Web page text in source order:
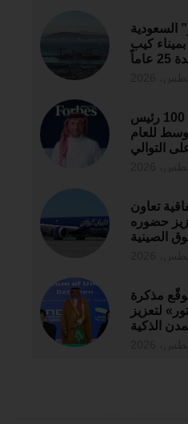
السعودية
كيب
لؤي مشعبي ضمن أفضل 100 رئيس
للعام
على التوالي
تعاون
حضوره
الصينية
توقّع مذكرة
لتعزيز
الذكية